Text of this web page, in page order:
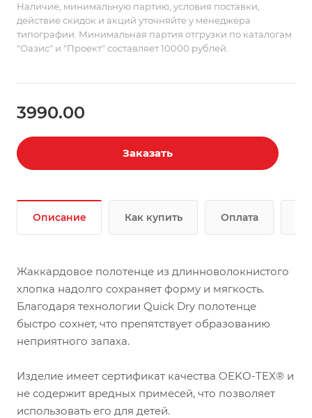
Наличие, минимальную партию, условия поставки,
действие скидок и акций уточняйте у менеджера
типографии. Минимальная партия отгрузки по каталогам
"Оазис" и "Проект" составляет 10000 рублей.
3990.00
Заказать
Описание Как купить Оплата
Жаккардовое полотенце из длинноволокнистого
хлопка надолго сохраняет форму и мягкость.
Благодаря технологии Quick Dry полотенце
быстро сохнет, что препятствует образованию
неприятного запаха.
Изделие имеет сертификат качества OEKO-TEX® и
не содержит вредных примесей, что позволяет
использовать его для детей.